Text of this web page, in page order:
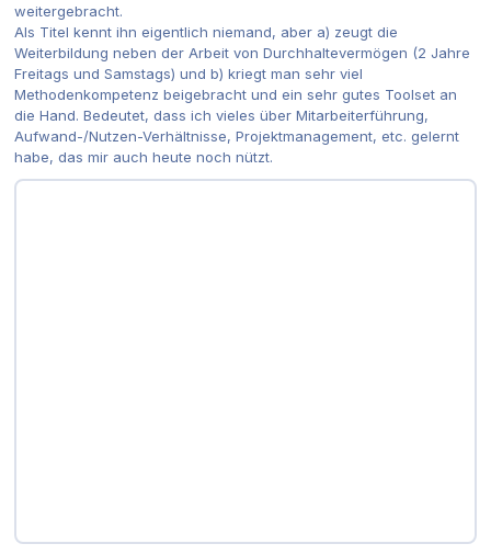
weitergebracht.
Als Titel kennt ihn eigentlich niemand, aber a) zeugt die
Weiterbildung neben der Arbeit von Durchhaltevermögen (2 Jahre
Freitags und Samstags) und b) kriegt man sehr viel
Methodenkompetenz beigebracht und ein sehr gutes Toolset an
die Hand. Bedeutet, dass ich vieles über Mitarbeiterführung,
Aufwand-/Nutzen-Verhältnisse, Projektmanagement, etc. gelernt
habe, das mir auch heute noch nützt.